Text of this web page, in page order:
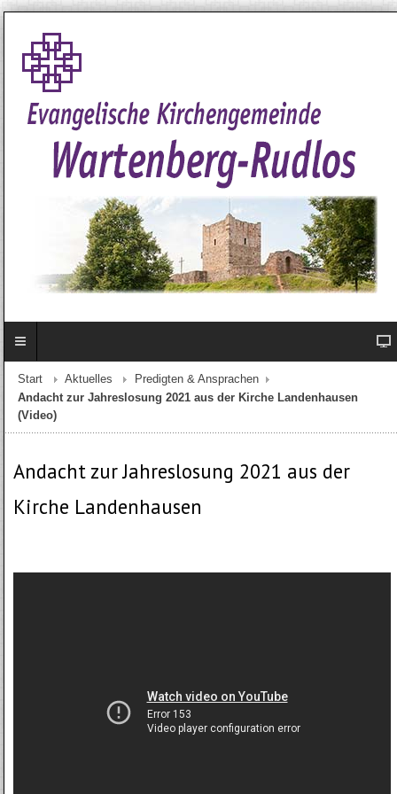
Start Aktuelles
Predigten & Ansprachen
Andacht zur Jahreslosung 2021 aus der Kirche Landenhausen
(Video)
Andacht zur Jahreslosung 2021 aus der
Kirche Landenhausen